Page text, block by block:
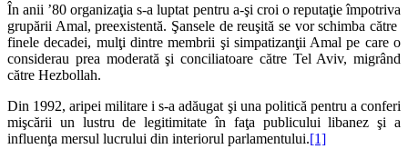
În anii ’80 organizaţia s-a luptat pentru a-şi croi o reputaţie împotriva
grupării Amal, preexistentă. Şansele de reuşită se vor schimba către
finele decadei, mulţi dintre membrii şi simpatizanţii Amal pe care o
considerau prea moderată şi conciliatoare către Tel Aviv, migrând
către Hezbollah.
Din 1992, aripei militare i s-a adăugat şi una politică pentru a conferi
mişcării un lustru de legitimitate în faţa publicului libanez şi a
influenţa mersul lucrului din interiorul parlamentului.[1]